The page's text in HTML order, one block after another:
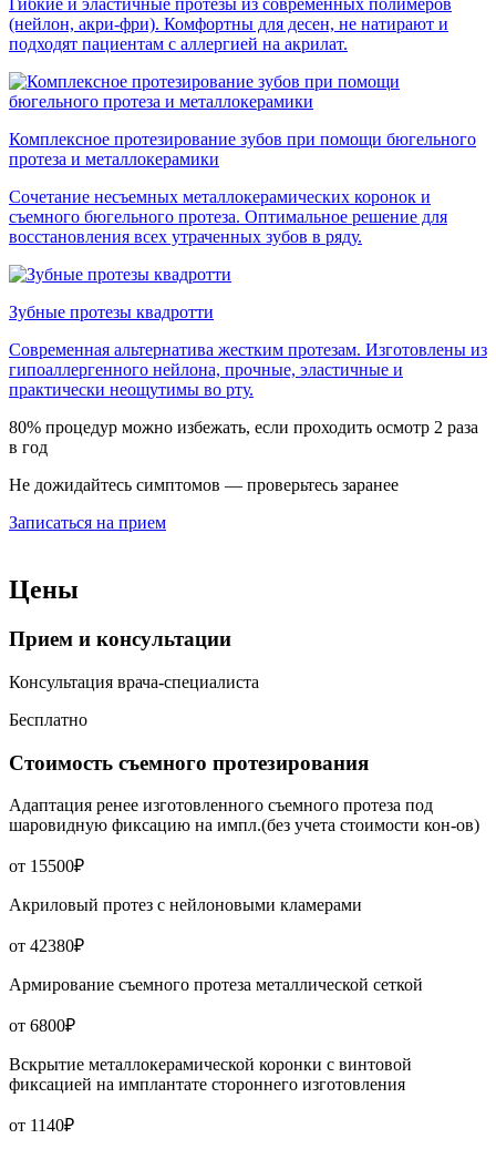
Гибкие и эластичные протезы из современных полимеров
(нейлон, акри-фри). Комфортны для десен, не натирают и
подходят пациентам с аллергией на акрилат.
Комплексное протезирование зубов при помощи бюгельного
протеза и металлокерамики
Сочетание несъемных металлокерамических коронок и
съемного бюгельного протеза. Оптимальное решение для
восстановления всех утраченных зубов в ряду.
Зубные протезы квадротти
Современная альтернатива жестким протезам. Изготовлены из
гипоаллергенного нейлона, прочные, эластичные и
практически неощутимы во рту.
80% процедур можно избежать, если проходить осмотр 2 раза
в год
Не дожидайтесь симптомов — проверьтесь заранее
Записаться на прием
Цены
Прием и консультации
Консультация врача-специалиста
Бесплатно
Стоимость съемного протезирования
Адаптация ренее изготовленного съемного протеза под
шаровидную фиксацию на импл.(без учета стоимости кон-ов)
от 15500₽
Акриловый протез с нейлоновыми кламерами
от 42380₽
Армирование съемного протеза металлической сеткой
от 6800₽
Вскрытие металлокерамической коронки с винтовой
фиксацией на имплантате стороннего изготовления
от 1140₽